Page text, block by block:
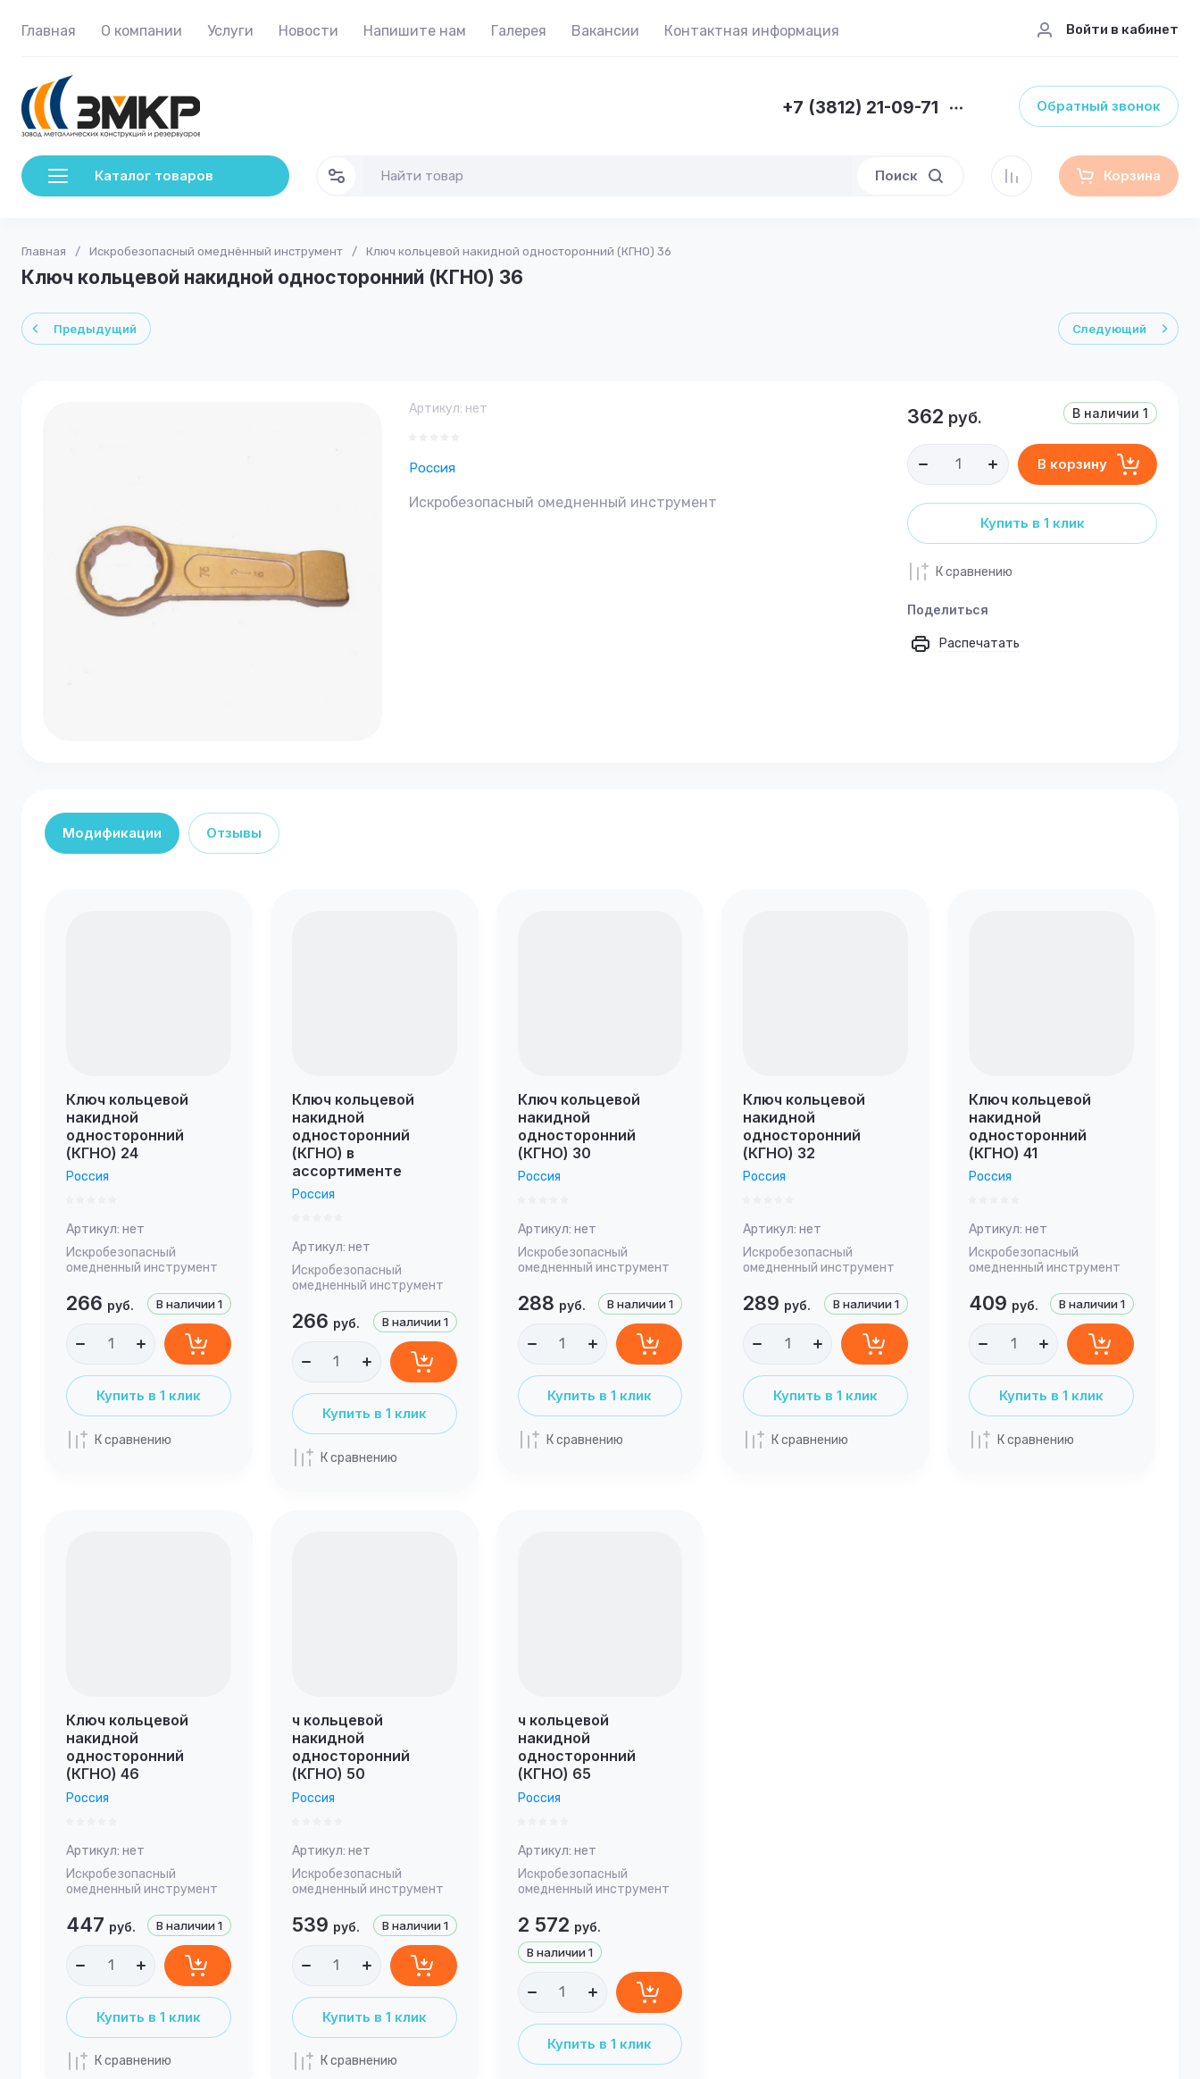
Главная О компании Услуги Новости Напишите нам Галерея Вакансии Контактная информация Войти в кабинет
+7 (3812) 21-09-71 Обратный звонок
Каталог товаров Поиск Корзина
Главная / Искробезопасный омеднённый инструмент / Ключ кольцевой накидной односторонний (КГНО) 36
Ключ кольцевой накидной односторонний (КГНО) 36
Предыдущий Следующий
Артикул: нет
Россия
Искробезопасный омедненный инструмент
В наличии 1
362 руб.
В корзину
Купить в 1 клик
К сравнению
Поделиться
Распечатать
Модификации Отзывы
Ключ кольцевой
накидной
односторонний
(КГНО) 24
Россия
Артикул: нет
Искробезопасный
омедненный инструмент
В наличии 1
266 руб.
Купить в 1 клик
К сравнению
Ключ кольцевой
накидной
односторонний
(КГНО) в
ассортименте
Россия
Артикул: нет
Искробезопасный
омедненный инструмент
В наличии 1
266 руб.
Купить в 1 клик
К сравнению
Ключ кольцевой
накидной
односторонний
(КГНО) 30
Россия
Артикул: нет
Искробезопасный
омедненный инструмент
В наличии1
288 руб.
Купить в 1 клик
К сравнению
Ключ кольцевой
накидной
односторонний
(КГНО) 32
Россия
Артикул: нет
Искробезопасный
омедненный инструмент
В наличии1
289 руб.
Купить в 1 клик
К сравнению
Ключ кольцевой
накидной
односторонний
(КГНО) 41
Россия
Артикул: нет
Искробезопасный
омедненный инструмент
В наличии 1
409 руб.
Купить в 1 клик
К сравнению
Ключ кольцевой
накидной
односторонний
(КГНО) 46
Россия
Артикул: нет
Искробезопасный
омедненный инструмент
В наличии 1
447 руб.
Купить в 1 клик
К сравнению
ч кольцевой
накидной
односторонний
(КГНО) 50
Россия
Артикул: нет
Искробезопасный
омедненный инструмент
В наличии 1
539 руб.
Купить в 1 клик
К сравнению
ч кольцевой
накидной
односторонний
(КГНО) 65
Россия
Артикул: нет
Искробезопасный
омедненный инструмент
В наличии 1
2 572 руб.
Купить в 1 клик